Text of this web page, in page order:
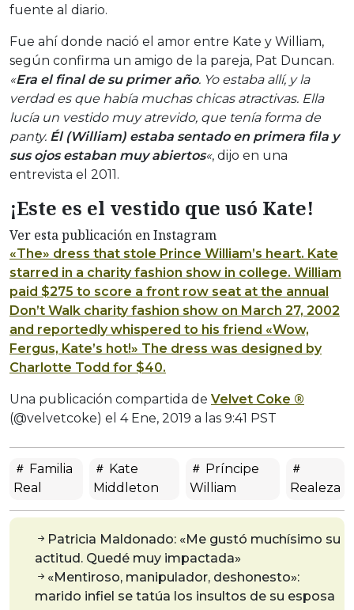
fuente al diario.
Fue ahí donde nació el amor entre Kate y William,
según confirma un amigo de la pareja, Pat Duncan.
«Era el final de su primer año. Yo estaba allí, y la
verdad es que había muchas chicas atractivas. Ella
lucía un vestido muy atrevido, que tenía forma de
panty. Él (William) estaba sentado en primera fila y
sus ojos estaban muy abiertos«, dijo en una
entrevista el 2011.
¡Este es el vestido que usó Kate!
Ver esta publicación en Instagram
«The» dress that stole Prince William’s heart. Kate
starred in a charity fashion show in college. William
paid $275 to score a front row seat at the annual
Don’t Walk charity fashion show on March 27, 2002
and reportedly whispered to his friend «Wow,
Fergus, Kate’s hot!» The dress was designed by
Charlotte Todd for $40.
Una publicación compartida de Velvet Coke ®
(@velvetcoke) el 4 Ene, 2019 a las 9:41 PST
Familia
Real
Kate
Middleton
Príncipe
William
Realeza
Patricia Maldonado: «Me gustó muchísimo su
actitud. Quedé muy impactada»
«Mentiroso, manipulador, deshonesto»:
marido infiel se tatúa los insultos de su esposa